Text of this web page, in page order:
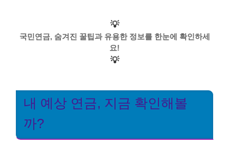
💡
국민연금, 숨겨진 꿀팁과 유용한 정보를 한눈에 확인하세
요!
💡
내 예상 연금, 지금 확인해볼
까?